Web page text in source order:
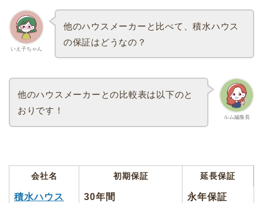
いえ子ちゃん
他のハウスメーカーと比べて、積水ハウス
の保証はどうなの？
ルム編集長
他のハウスメーカーとの比較表は以下のと
おりです！
会社名 初期保証 延長保証
積水ハウス 30年間 永年保証